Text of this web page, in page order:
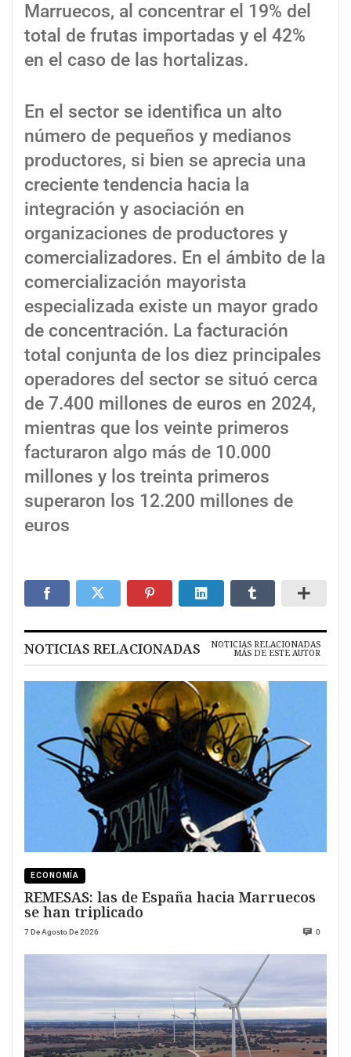
Marruecos, al concentrar el 19% del
total de frutas importadas y el 42%
en el caso de las hortalizas.
En el sector se identifica un alto
número de pequeños y medianos
productores, si bien se aprecia una
creciente tendencia hacia la
integración y asociación en
organizaciones de productores y
comercializadores. En el ámbito de la
comercialización mayorista
especializada existe un mayor grado
de concentración. La facturación
total conjunta de los diez principales
operadores del sector se situó cerca
de 7.400 millones de euros en 2024,
mientras que los veinte primeros
facturaron algo más de 10.000
millones y los treinta primeros
superaron los 12.200 millones de
euros
NOTICIAS RELACIONADAS NOTICIAS RELACIONADAS
MÁS DE ESTE AUTOR
ECONOMÍA
REMESAS: las de España hacia Marruecos
se han triplicado
7 De Agosto De 2026 0